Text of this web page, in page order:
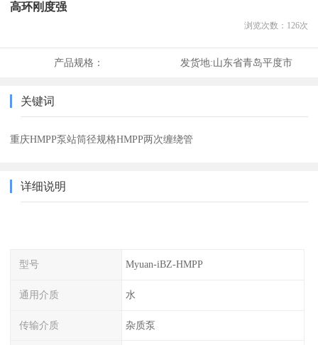
高环刚度强
浏览次数： 126次
产品规格： 发货地:山东省青岛平度市
关键词
重庆HMPP泵站筒径规格HMPP两次缠绕管
详细说明
型号 Myuan-iBZ-HMPP
通用介质 水
传输介质 杂质泵